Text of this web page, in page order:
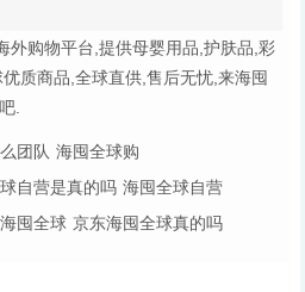
外购物平台,提供母婴用品,护肤品,彩
质商品,全球直供,售后无忧,来海囤
.
团队 海囤全球购
自营是真的吗 海囤全球自营
囤全球 京东海囤全球真的吗